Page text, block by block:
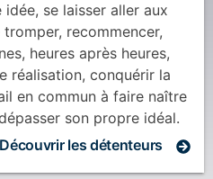
se laisser aller aux
recommencer,
heures après heures,
réalisation, conquérir la
en commun à faire naître
son propre idéal.
Découvrir les détenteurs